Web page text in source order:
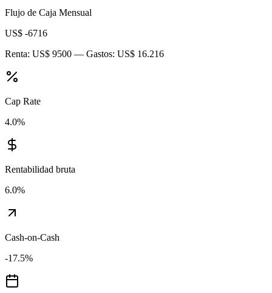
Flujo de Caja Mensual
US$ -6716
Renta: US$ 9500 — Gastos: US$ 16.216
Cap Rate
4.0%
Rentabilidad bruta
6.0%
Cash-on-Cash
-17.5%